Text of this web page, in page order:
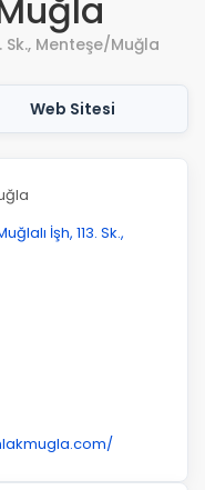
Sk., Menteşe/Muğla
Web Sitesi
İşh, 113. Sk.,